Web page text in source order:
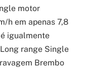
motor
h em apenas 7,8
igualmente
range Single
Brembo